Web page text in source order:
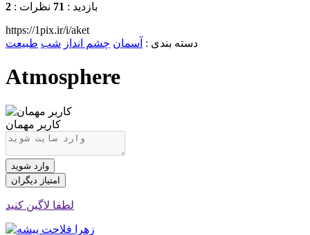
بازدید : 71 نظرات : 2
https://1pix.ir/i/aket
دسته بندی : آسمان چشم انداز شب طبیعت
Atmosphere
کاربر مهمان
وارد شوید
امتیاز دیگران
لطفا لاگین کنید